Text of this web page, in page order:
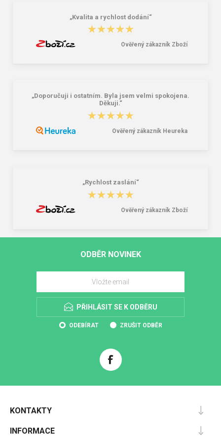
„Kvalita a rychlost dodání“
★★★★★
★★★★★
Ověřený zákazník Zboží
„Doporučuji i ostatním. Byla jsem velmi spokojena.
Děkuji.“
★★★★★
★★★★★
Ověřený zákazník Heureka
„Rychlost zaslání“
★★★★★
★★★★★
Ověřený zákazník Zboží
ODBĚR NOVINEK
PŘIHLÁSIT SE K ODBĚRU
ODEBÍRAT ZRUŠIT ODBĚR
KONTAKTY
INFORMACE